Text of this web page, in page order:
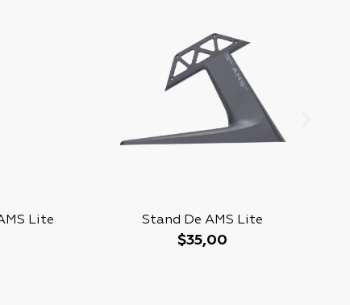
Lite Stand De AMS Lite
$35,00